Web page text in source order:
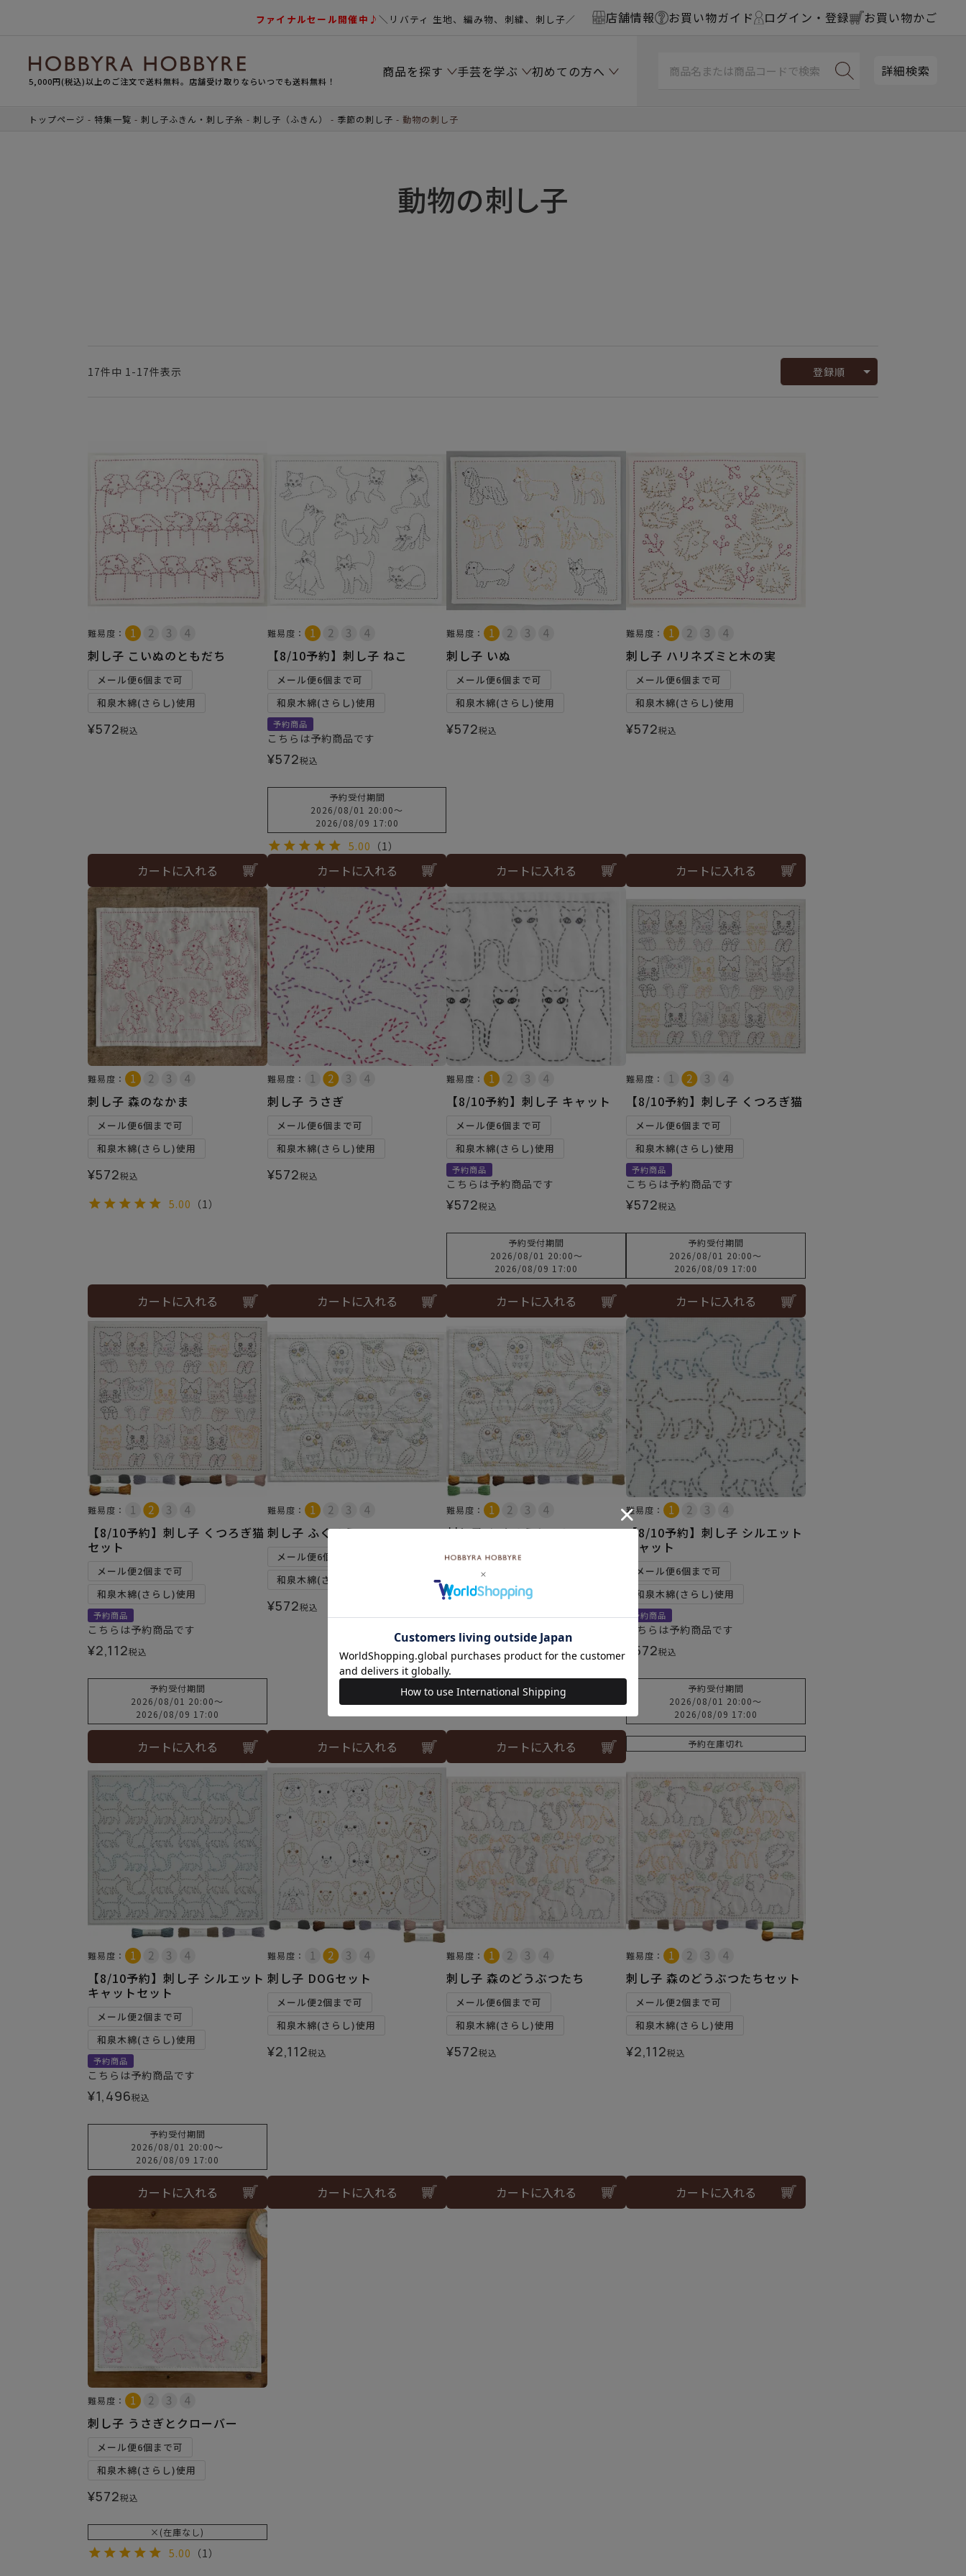
ファイナルセール開催中♪＼リバティ 生地、編み物、刺繍、刺し子／ 店舗情報 お買い物ガイド ログイン・登録 お買い物かご
5,000円(税込)以上のご注文で送料無料。店舗受け取りならいつでも送料無料！
商品を探す 手芸を学ぶ 初めての方へ 詳細検索
トップページ 特集一覧 刺し子ふきん・刺し子糸 刺し子（ふきん） 季節の刺し子 動物の刺し子
動物の刺し子
登録順
17件中 1 -17件表示
難易度：
刺し子 こいぬのともだち
メール便6個まで可
和泉木綿(さらし)使用
¥572税込
カートに入れる
難易度：
【8/10予約】刺し子 ねこ
メール便6個まで可
和泉木綿(さらし)使用
予約商品
こちらは予約商品です
¥572税込
予約受付期間
2026/08/01 20:00〜
2026/08/09 17:00
5.00 （1）
カートに入れる
難易度：
刺し子 いぬ
メール便6個まで可
和泉木綿(さらし)使用
¥572税込
カートに入れる
難易度：
刺し子 ハリネズミと木の実
メール便6個まで可
和泉木綿(さらし)使用
¥572税込
カートに入れる
難易度：
刺し子 森のなかま
メール便6個まで可
和泉木綿(さらし)使用
¥572税込
5.00 （1）
カートに入れる
難易度：
刺し子 うさぎ
メール便6個まで可
和泉木綿(さらし)使用
¥572税込
カートに入れる
難易度：
【8/10予約】刺し子 キャット
メール便6個まで可
和泉木綿(さらし)使用
予約商品
こちらは予約商品です
¥572税込
予約受付期間
2026/08/01 20:00〜
2026/08/09 17:00
カートに入れる
難易度：
【8/10予約】刺し子 くつろぎ猫
メール便6個まで可
和泉木綿(さらし)使用
予約商品
こちらは予約商品です
¥572税込
予約受付期間
2026/08/01 20:00〜
2026/08/09 17:00
カートに入れる
難易度：
【8/10予約】刺し子 くつろぎ猫
セット
メール便2個まで可
和泉木綿(さらし)使用
予約商品
こちらは予約商品です
¥2,112税込
予約受付期間
2026/08/01 20:00〜
2026/08/09 17:00
カートに入れる
難易度：
刺し子 ふくろう
メール便6個まで可
和泉木綿(さらし)使用
¥572税込
カートに入れる
難易度：
刺し子 ふくろうセット
メール便2個まで可
和泉木綿(さらし)使用
¥
カートに入れる
難易度：
【8/10予約】刺し子 シルエット
キャット
メール便6個まで可
和泉木綿(さらし)使用
予約商品
こちらは予約商品です
572税込
予約受付期間
2026/08/01 20:00〜
2026/08/09 17:00
予約在庫切れ
難易度：
【8/10予約】刺し子 シルエット
キャットセット
メール便2個まで可
和泉木綿(さらし)使用
予約商品
こちらは予約商品です
¥1,496税込
予約受付期間
2026/08/01 20:00〜
2026/08/09 17:00
カートに入れる
難易度：
刺し子 DOGセット
メール便2個まで可
和泉木綿(さらし)使用
¥2,112税込
カートに入れる
難易度：
刺し子 森のどうぶつたち
メール便6個まで可
和泉木綿(さらし)使用
¥572税込
カートに入れる
難易度：
刺し子 森のどうぶつたちセット
メール便2個まで可
和泉木綿(さらし)使用
¥2,112税込
カートに入れる
難易度：
刺し子 うさぎとクローバー
メール便6個まで可
和泉木綿(さらし)使用
¥572税込
×(在庫なし)
5.00 （1）